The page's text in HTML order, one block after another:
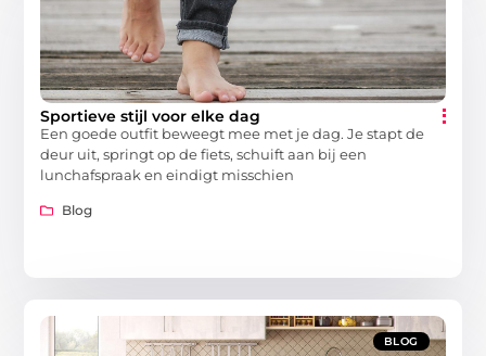
Sportieve stijl voor elke dag
Een goede outfit beweegt mee met je dag. Je stapt de
deur uit, springt op de fiets, schuift aan bij een
lunchafspraak en eindigt misschien
Blog
BLOG